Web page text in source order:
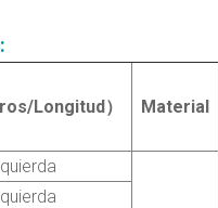
:
Longitud） Material